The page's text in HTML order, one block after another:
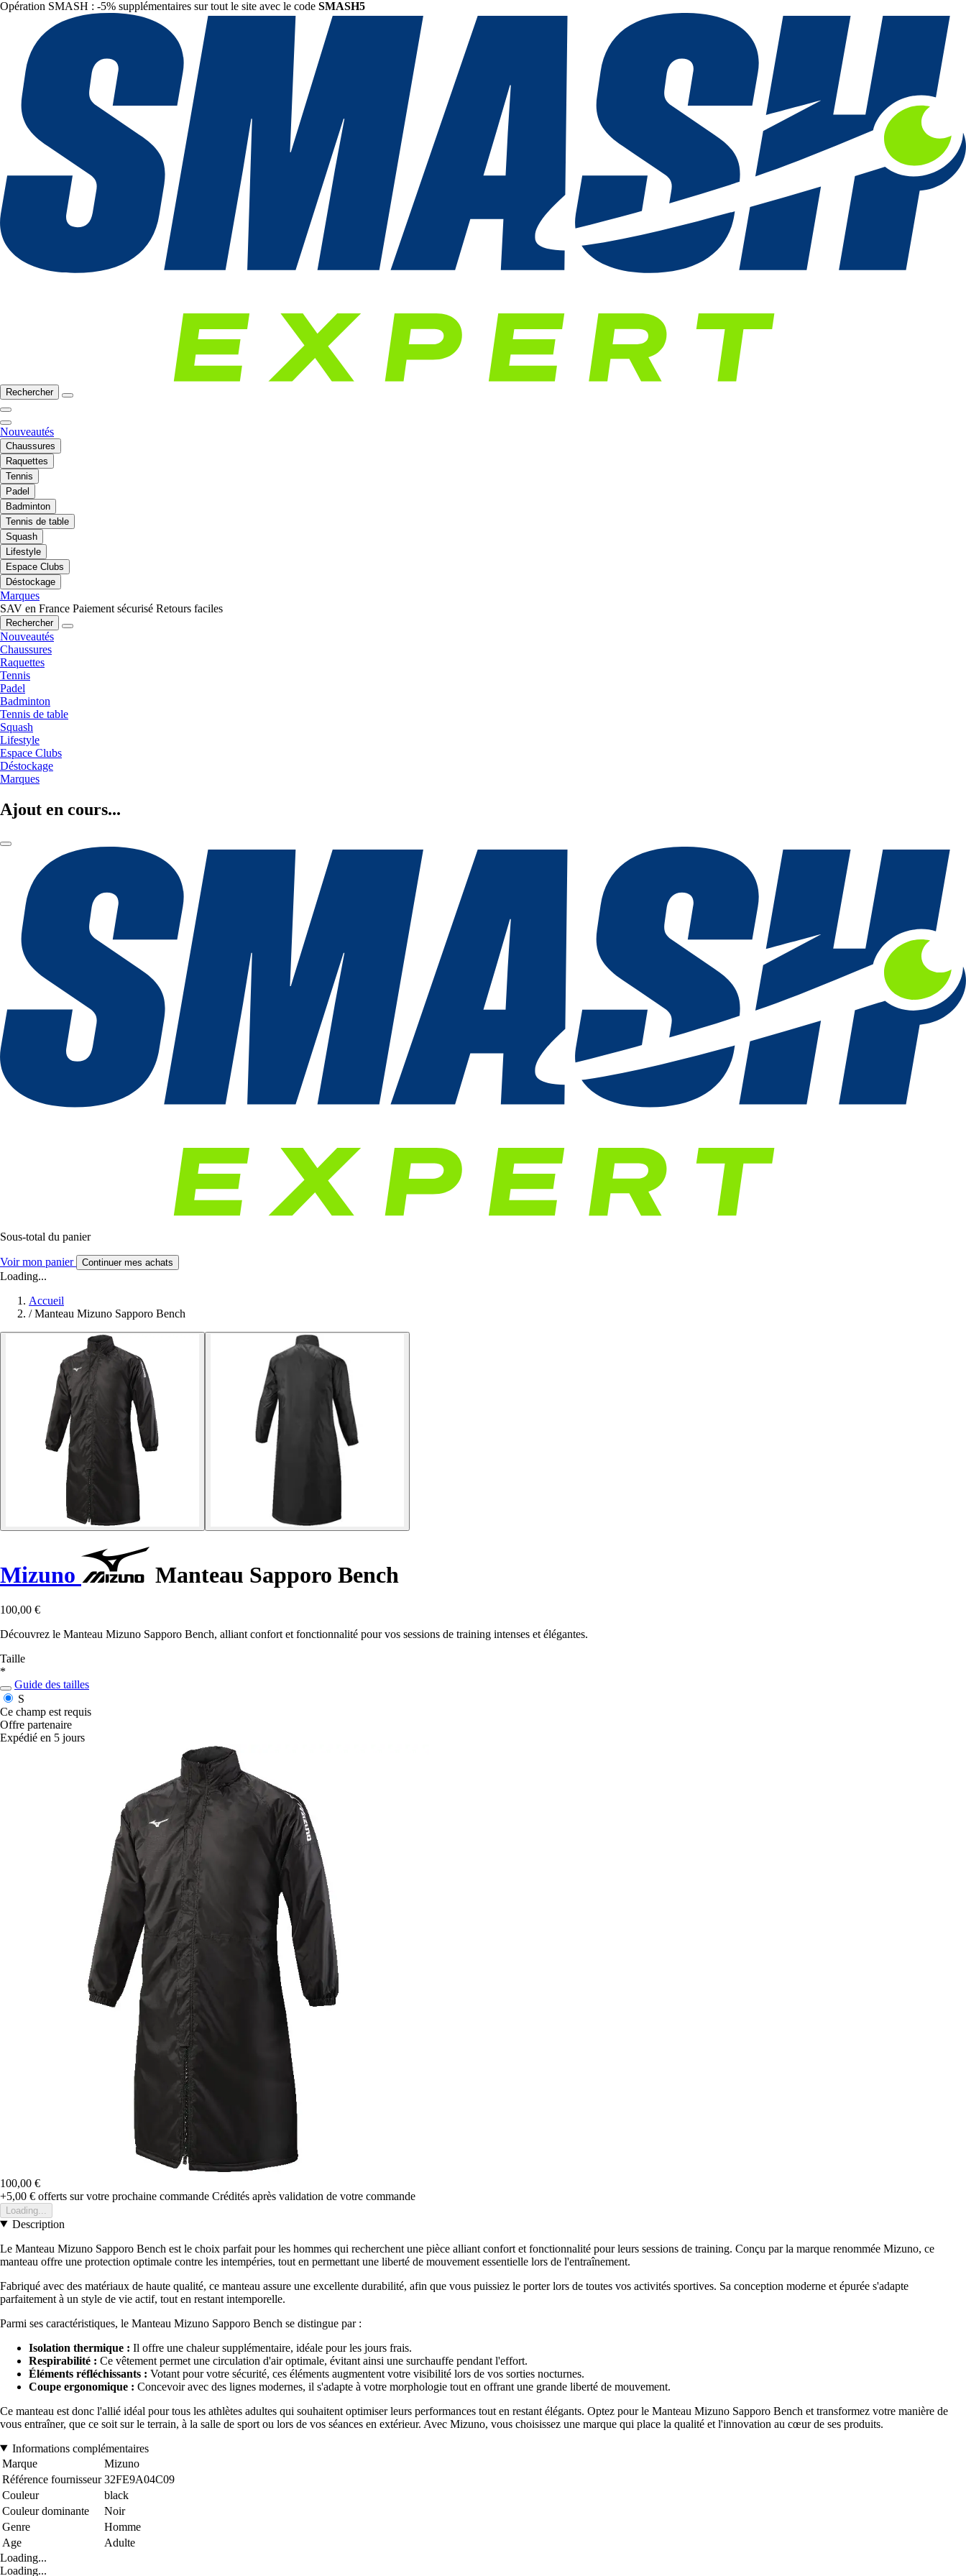
Opération SMASH : -5% supplémentaires sur tout le site avec le code SMASH5
Rechercher
Nouveautés
Chaussures
Raquettes
Tennis
Padel
Badminton
Tennis de table
Squash
Lifestyle
Espace Clubs
Déstockage
Marques
SAV en France Paiement sécurisé Retours faciles
Rechercher
Nouveautés
Chaussures
Raquettes
Tennis
Padel
Badminton
Tennis de table
Squash
Lifestyle
Espace Clubs
Déstockage
Marques
Ajout en cours...
Sous-total du panier
Voir mon panier Continuer mes achats
Loading...
Accueil
/ Manteau Mizuno Sapporo Bench
Mizuno Manteau Sapporo Bench
100,00 €
Découvrez le Manteau Mizuno Sapporo Bench, alliant confort et fonctionnalité pour vos sessions de training intenses et élégantes.
Taille
*
Guide des tailles
S
Ce champ est requis
Offre partenaire
Expédié en 5 jours
100,00 €
+5,00 € offerts sur votre prochaine commande Crédités après validation de votre commande
Loading...
Description
Le Manteau Mizuno Sapporo Bench est le choix parfait pour les hommes qui recherchent une pièce alliant confort et fonctionnalité pour leurs sessions de training. Conçu par la marque renommée Mizuno, ce
manteau offre une protection optimale contre les intempéries, tout en permettant une liberté de mouvement essentielle lors de l'entraînement.
Fabriqué avec des matériaux de haute qualité, ce manteau assure une excellente durabilité, afin que vous puissiez le porter lors de toutes vos activités sportives. Sa conception moderne et épurée s'adapte
parfaitement à un style de vie actif, tout en restant intemporelle.
Parmi ses caractéristiques, le Manteau Mizuno Sapporo Bench se distingue par :
Isolation thermique : Il offre une chaleur supplémentaire, idéale pour les jours frais.
Respirabilité : Ce vêtement permet une circulation d'air optimale, évitant ainsi une surchauffe pendant l'effort.
Éléments réfléchissants : Votant pour votre sécurité, ces éléments augmentent votre visibilité lors de vos sorties nocturnes.
Coupe ergonomique : Concevoir avec des lignes modernes, il s'adapte à votre morphologie tout en offrant une grande liberté de mouvement.
Ce manteau est donc l'allié idéal pour tous les athlètes adultes qui souhaitent optimiser leurs performances tout en restant élégants. Optez pour le Manteau Mizuno Sapporo Bench et transformez votre manière de
vous entraîner, que ce soit sur le terrain, à la salle de sport ou lors de vos séances en extérieur. Avec Mizuno, vous choisissez une marque qui place la qualité et l'innovation au cœur de ses produits.
Informations complémentaires
Marque
Mizuno
Référence fournisseur 32FE9A04C09
Couleur
black
Couleur dominante
Noir
Genre
Homme
Age
Adulte
Loading...
Loading...